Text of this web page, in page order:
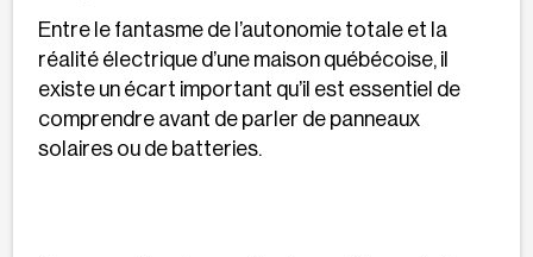
Entre le fantasme de l’autonomie totale et la
réalité électrique d’une maison québécoise, il
existe un écart important qu’il est essentiel de
comprendre avant de parler de panneaux
solaires ou de batteries.